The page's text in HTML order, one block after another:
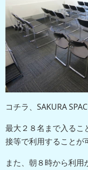
コチラ、SAKURA
最大２８名まで入るこ
接等で利用することが
また、朝８時から利